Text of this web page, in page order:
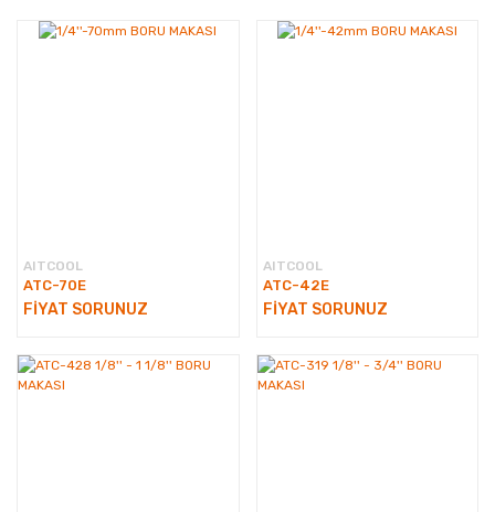
AITCOOL
ATC-70E
FİYAT SORUNUZ
AITCOOL
ATC-42E
FİYAT SORUNUZ